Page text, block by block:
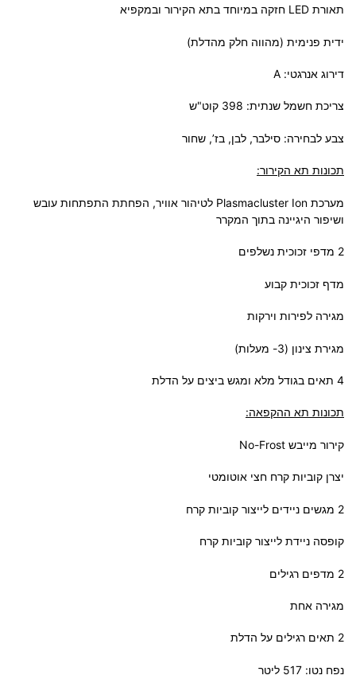
תאורת LED חזקה במיוחד בתא הקירור ובמקפיא
ידית פנימית (מהווה חלק מהדלת)
דירוג אנרגטי: A
צריכת חשמל שנתית: 398 קוט"ש
צבע לבחירה: סילבר, לבן, בז’, שחור
תכונות תא הקירור:
מערכת Plasmacluster Ion לטיהור אוויר, הפחתת התפתחות עובש
ושיפור היגיינה בתוך המקרר
2 מדפי זכוכית נשלפים
מדף זכוכית קבוע
מגירה לפירות וירקות
מגירת צינון (3- מעלות)
4 תאים בגודל מלא ומגש ביצים על הדלת
תכונות תא ההקפאה:
קירור מייבש No-Frost
יצרן קוביות קרח חצי אוטומטי
2 מגשים ניידים לייצור קוביות קרח
קופסה ניידת לייצור קוביות קרח
2 מדפים רגילים
מגירה אחת
2 תאים רגילים על הדלת
נפח נטו: 517 ליטר